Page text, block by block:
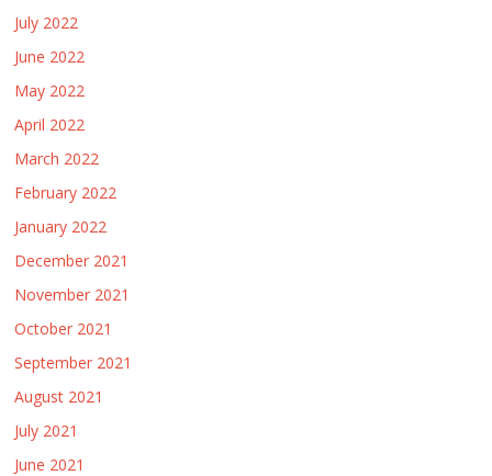
July 2022
June 2022
May 2022
April 2022
March 2022
February 2022
January 2022
December 2021
November 2021
October 2021
September 2021
August 2021
July 2021
June 2021